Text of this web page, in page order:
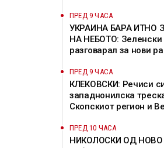
ПРЕД 9 ЧАСА
УКРАИНА БАРА ИТНО
НА НЕБОТО: Зеленски
разговарал за нови
ПРЕД 9 ЧАСА
КЛЕКОВСКИ: Речиси
западнонилска
Скопскиот регион и
ПРЕД 10 ЧАСА
НИКОЛОСКИ ОД НОВО